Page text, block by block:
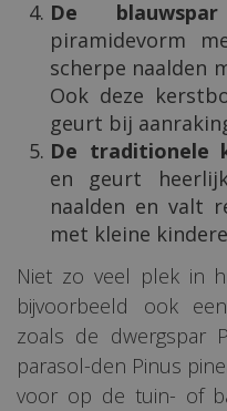
De blauwspar
piramidevorm
scherpe naalden
Ook deze
geurt bij
De traditionele
en geurt
naalden en valt
met kleine
Niet zo veel plek in
bijvoorbeeld ook
zoals de dwergspar
parasol-den Pinus
voor op de tuin- of